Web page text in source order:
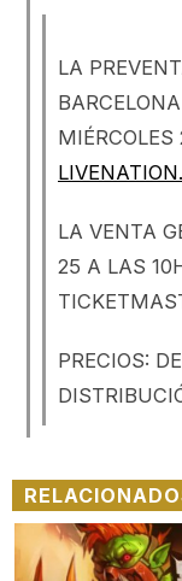
LA
LA VENTA
25 A LAS
PRECIOS: